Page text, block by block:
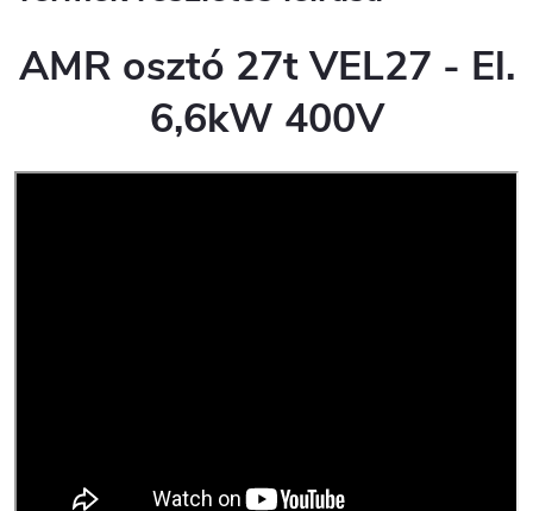
AMR osztó 27t VEL27 - El.
6,6kW 400V